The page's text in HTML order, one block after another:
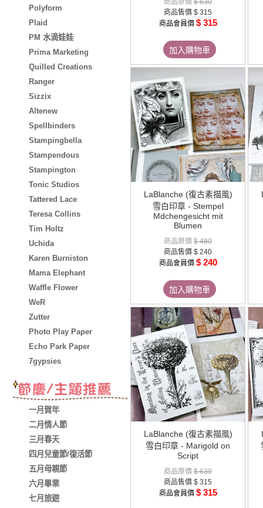
Polyform
Plaid
PM 水滴娃娃
Prima Marketing
Quilled Creations
Ranger
Sizzix
Altenew
Spellbinders
Stampingbella
Stampendous
Stampington
Tonic Studios
Tattered Lace
Teresa Collins
Tim Holtz
Uchida
Karen Burniston
Mama Elephant
Waffle Flower
WeR
Zutter
Photo Play Paper
Echo Park Paper
7gypsies
一月賀年
二月情人節
三月春天
四月兒童節/復活節
五月母親節
六月畢業
七月旅遊
商品原價 $ 630
商品售價 $ 315
商品會員價 $ 315
加入購物車
LaBlanche (復古素描風)
雪白印章 - Stempel
Mdchengesicht mit
Blumen
商品原價 $ 480
商品售價 $ 240
商品會員價 $ 240
加入購物車
LaBlanche (復古素描風)
雪白印章 - Marigold on
Script
商品原價 $ 630
商品售價 $ 315
商品會員價 $ 315